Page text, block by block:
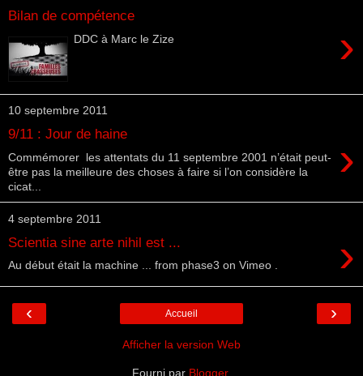
Bilan de compétence
›
DDC à Marc le Zize
10 septembre 2011
9/11 : Jour de haine ›
Commémorer les attentats du 11 septembre 2001 n’était peut-
être pas la meilleure des choses à faire si l’on considère la
cicat...
4 septembre 2011
Scientia sine arte nihil est ... ›
Au début était la machine ... from phase3 on Vimeo .
‹ ›
Accueil
Afficher la version Web
Fourni par Blogger.